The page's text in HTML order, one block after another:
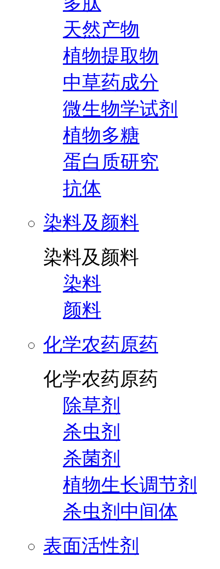
天然产物
植物提取物
中草药成分
微生物学试剂
植物多糖
蛋白质研究
抗体
染料及颜料
染料及颜料
染料
颜料
化学农药原药
化学农药原药
除草剂
杀虫剂
杀菌剂
植物生长调节剂
杀虫剂中间体
表面活性剂